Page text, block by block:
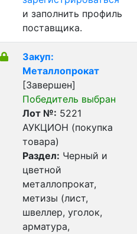
и заполнить профиль
поставщика.
Закуп:
Металлопрокат
[Завершен]
Победитель выбран
Лот №: 5221
АУКЦИОН (покупка
товара)
Раздел: Черный и
цветной
металлопрокат,
метизы (лист,
швеллер, уголок,
арматура,